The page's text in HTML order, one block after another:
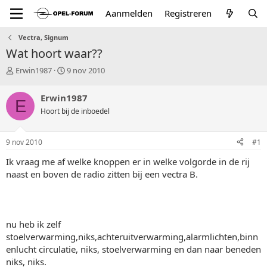
Aanmelden Registreren
Vectra, Signum
Wat hoort waar??
T
p
i
c
s
a
t
e
Erwin1987
S
r
t
a
m
9 nov 2010
E Erwin1987
Hoort bij de inboedel
9 nov 2010 #1
Ik vraag me af welke knoppen er in welke volgorde in de rij
naast en boven de radio zitten bij een vectra B.
nu heb ik zelf
stoelverwarming,niks,achteruitverwarming,alarmlichten,binn
enlucht circulatie, niks, stoelverwarming en dan naar beneden
niks, niks.